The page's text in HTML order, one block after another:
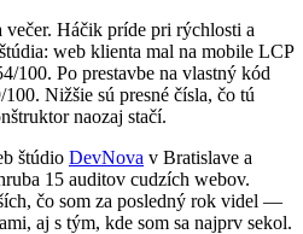
Háčik príde pri rýchlosti a
web klienta mal na mobile LCP
100. Po prestavbe na vlastný kód
Nižšie sú presné čísla, čo tú
naozaj stačí.
štúdio DevNova v Bratislave a
15 auditov cudzích webov.
čo som za posledný rok videl —
aj s tým, kde som sa najprv sekol.